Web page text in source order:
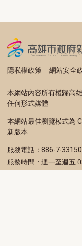
隱私權政策 網站安全
本網站內容所有權歸高
任何形式媒體
本網站最佳瀏覽模式為
新版本
服務電話：886-7-
服務時間：週一至週五